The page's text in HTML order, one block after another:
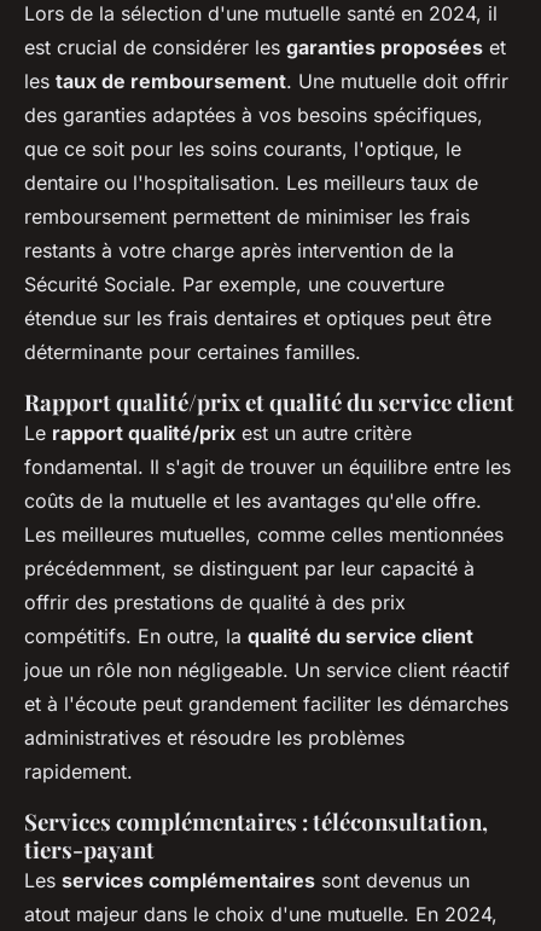
Lors de la sélection d'une mutuelle santé en 2024, il
est crucial de considérer les garanties proposées et
les taux de remboursement. Une mutuelle doit offrir
des garanties adaptées à vos besoins spécifiques,
que ce soit pour les soins courants, l'optique, le
dentaire ou l'hospitalisation. Les meilleurs taux de
remboursement permettent de minimiser les frais
restants à votre charge après intervention de la
Sécurité Sociale. Par exemple, une couverture
étendue sur les frais dentaires et optiques peut être
déterminante pour certaines familles.
Rapport qualité/prix et qualité du service client
Le rapport qualité/prix est un autre critère
fondamental. Il s'agit de trouver un équilibre entre les
coûts de la mutuelle et les avantages qu'elle offre.
Les meilleures mutuelles, comme celles mentionnées
précédemment, se distinguent par leur capacité à
offrir des prestations de qualité à des prix
compétitifs. En outre, la qualité du service client
joue un rôle non négligeable. Un service client réactif
et à l'écoute peut grandement faciliter les démarches
administratives et résoudre les problèmes
rapidement.
Services complémentaires : téléconsultation,
tiers-payant
Les services complémentaires sont devenus un
atout majeur dans le choix d'une mutuelle. En 2024,